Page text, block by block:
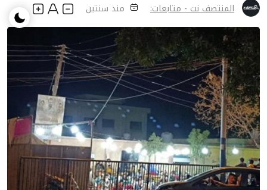
المنتصف نت - متابعات: منذ سنتين